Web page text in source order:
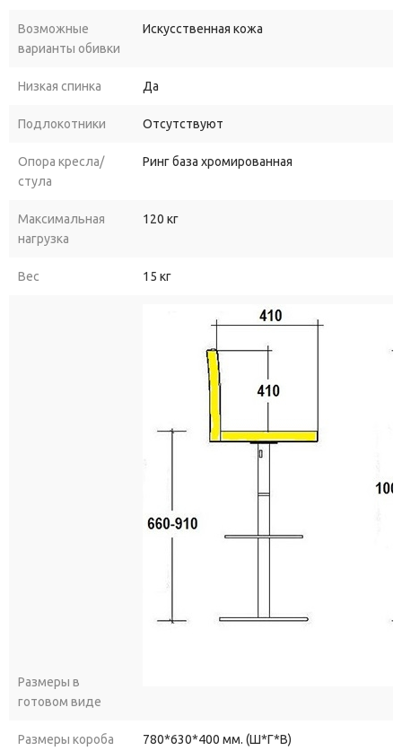
Возможные
варианты обивки
Искусственная кожа
Низкая спинка Да
Подлокотники Отсутствуют
Опора кресла/
стула
Ринг база хромированная
Максимальная
нагрузка
120 кг
Вес 15 кг
Размеры в
готовом виде
Размеры короба 780*630*400 мм. (Ш*Г*В)